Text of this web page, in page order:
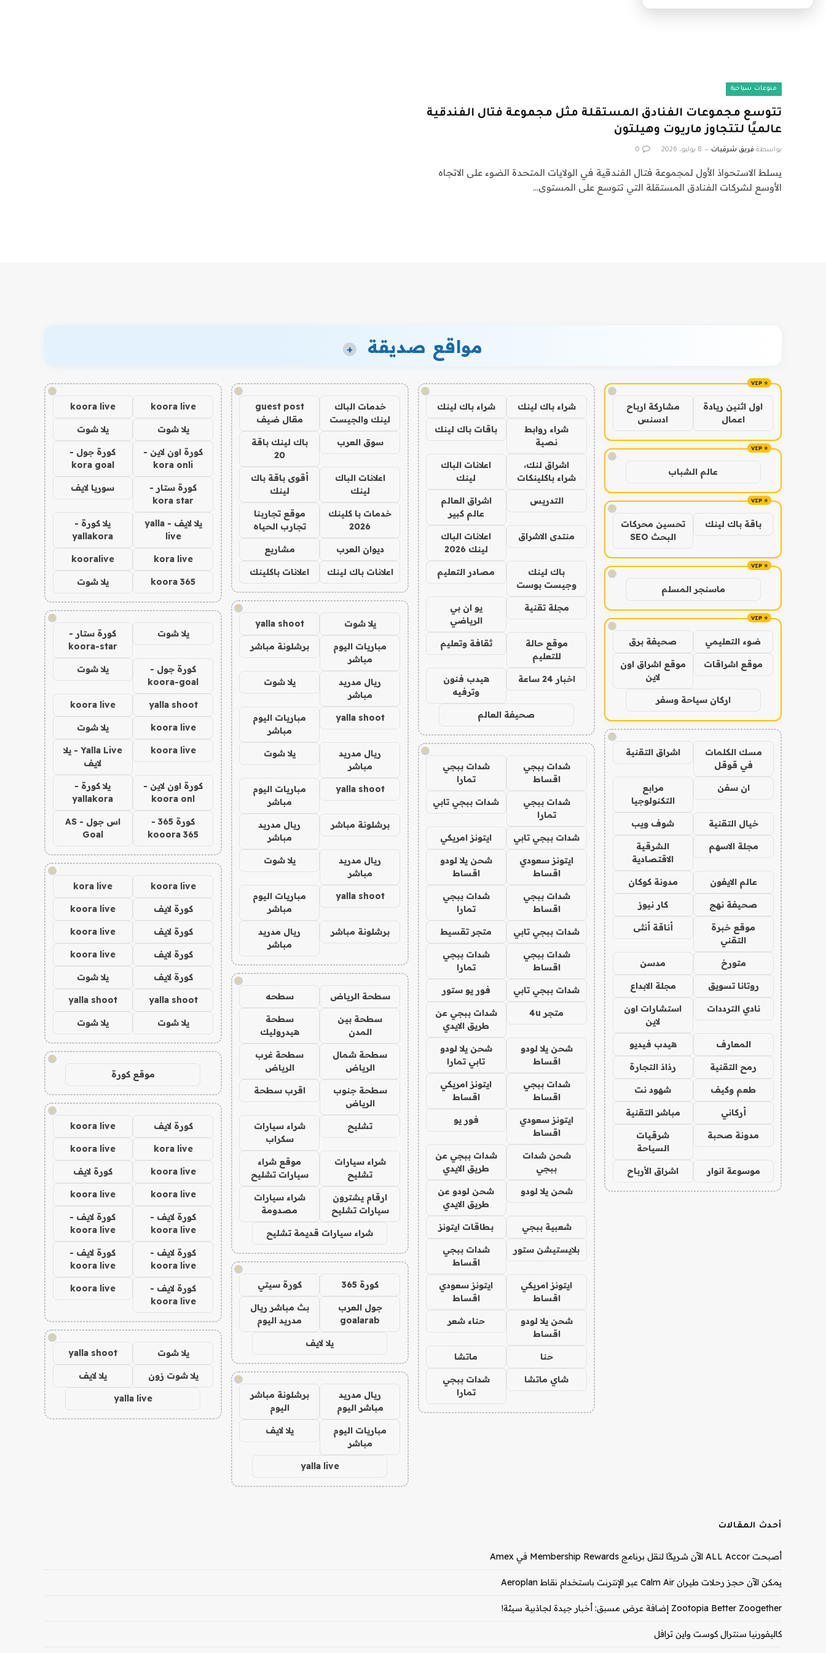
منوعات سياحية
تتوسع مجموعات الفنادق المستقلة مثل مجموعة فتال الفندقية
عالميًا لتتجاوز ماريوت وهيلتون
بواسطة فريق شرقيات 8 يوليو، 2026 0
يسلط الاستحواذ الأول لمجموعة فتال الفندقية في الولايات المتحدة الضوء على الاتجاه
الأوسع لشركات الفنادق المستقلة التي تتوسع على المستوى…
مواقع صديقة +
!
اول اثنين ريادة
اعمال
مشاركة ارباح
ادسنس
!
عالم الشباب
!
باقة باك لينك
تحسين محركات
البحث SEO
!
ماسنجر المسلم
!
ضوء التعليمي صحيفة برق
موقع اشراقات
موقع اشراق اون
لاين
اركان سياحة وسفر
!
مسك الكلمات
في قوقل
اشراق التقنية
ان سفن
مرابع
التكنولوجيا
خيال التقنية شوف ويب
مجلة الاسهم
الشرقية
الاقتصادية
عالم الايفون مدونة كوكان
صحيفة نهج كار نيوز
موقع خبرة
التقني
أناقة أنثى
متورخ مدسن
روتانا تسويق مجلة الابداع
نادي الترددات
استشارات اون
لاين
المعارف هيدب فيديو
رمح التقنية رذاذ التجارة
طعم وكيف شهود نت
أركاني مباشر التقنية
مدونة صحبة
شرقيات
السياحة
موسوعة انوار اشراق الأرباح
!
شراء باك لينك شراء باك لينك
شراء روابط
نصية
باقات باك لينك
اشراق لنك،
شراء باكلينكات
اعلانات الباك
لينك
التدريس
اشراق العالم
عالم كبير
منتدى الاشراق
اعلانات الباك
لينك 2026
باك لينك
وجيست بوست
مصادر التعليم
مجلة تقنية
يو ان بي
الرياضي
موقع حالة
للتعليم
ثقافة وتعليم
اخبار 24 ساعة
هيدب فنون
وترفيه
صحيفة العالم
!
شدات ببجي
اقساط
شدات ببجي
تمارا
شدات ببجي
تمارا
شدات ببجي تابي
شدات ببجي تابي ايتونز امريكي
ايتونز سعودي
اقساط
شحن يلا لودو
اقساط
شدات ببجي
اقساط
شدات ببجي
تمارا
شدات ببجي تابي متجر تقسيط
شدات ببجي
اقساط
شدات ببجي
تمارا
شدات ببجي تابي فور يو ستور
متجر 4u
شدات ببجي عن
طريق الايدي
شحن يلا لودو
اقساط
شحن يلا لودو
تابي تمارا
شدات ببجي
اقساط
ايتونز امريكي
اقساط
ايتونز سعودي
اقساط
فور يو
شحن شدات
ببجي
شدات ببجي عن
طريق الايدي
شحن يلا لودو
شحن لودو عن
طريق الايدي
شعبية ببجي بطاقات ايتونز
بلايستيشن ستور
شدات ببجي
اقساط
ايتونز امريكي
اقساط
ايتونز سعودي
اقساط
شحن يلا لودو
اقساط
حناء شعر
حنا ماتشا
شاي ماتشا
شدات ببجي
تمارا
!
خدمات الباك
لينك والجيست
guest post
مقال ضيف
سوق العرب
باك لينك باقة
20
اعلانات الباك
لينك
أقوى باقة باك
لينك
خدمات با كلينك
2026
موقع تجاربنا
تجارب الحياه
ديوان العرب مشاريع
اعلانات باك لينك اعلانات باكلينك
!
يلا شوت yalla shoot
مباريات اليوم
مباشر
برشلونة مباشر
ريال مدريد
مباشر
يلا شوت
yalla shoot
مباريات اليوم
مباشر
ريال مدريد
مباشر
يلا شوت
yalla shoot
مباريات اليوم
مباشر
برشلونة مباشر
ريال مدريد
مباشر
ريال مدريد
مباشر
يلا شوت
yalla shoot
مباريات اليوم
مباشر
برشلونة مباشر
ريال مدريد
مباشر
!
سطحة الرياض سطحه
سطحة بين
المدن
سطحة
هيدروليك
سطحة شمال
الرياض
سطحة غرب
الرياض
سطحة جنوب
الرياض
اقرب سطحة
تشليح
شراء سيارات
سكراب
شراء سيارات
تشليح
موقع شراء
سيارات تشليح
ارقام يشترون
سيارات تشليح
شراء سيارات
مصدومة
شراء سيارات قديمة تشليح
!
كورة 365 كورة سيتي
جول العرب
goalarab
بث مباشر ريال
مدريد اليوم
يلا لايف
!
ريال مدريد
مباشر اليوم
برشلونة مباشر
اليوم
مباريات اليوم
مباشر
يلا لايف
yalla live
!
koora live
koora live
يلا شوت يلا شوت
كورة اون لاين -
kora onli
كورة جول -
kora goal
كورة ستار -
kora star
سوريا لايف
يلا لايف - yalla
live
يلا كورة -
yallakora
kora live
kooralive
koora 365 يلا شوت
!
يلا شوت
كورة ستار -
koora-star
كورة جول -
koora-goal
يلا شوت
yalla shoot
koora live
koora live يلا شوت
koora live
Yalla Live - يلا
لايف
كورة اون لاين -
koora onl
يلا كورة -
yallakora
كورة 365 -
kooora 365
اس جول - AS
Goal
!
koora live
kora live
كورة لايف koora live
كورة لايف koora live
كورة لايف koora live
كورة لايف يلا شوت
yalla shoot
yalla shoot
يلا شوت يلا شوت
!
موقع كورة
!
كورة لايف koora live
kora live
koora live
koora live كورة لايف
koora live
koora live
كورة لايف -
koora live
كورة لايف -
koora live
كورة لايف -
koora live
كورة لايف -
koora live
كورة لايف -
koora live
koora live
!
يلا شوت yalla shoot
يلا شوت زون يلا لايف
yalla live
أحدث المقالات
أصبحت ALL Accor الآن شريكًا لنقل برنامج Membership Rewards في Amex
يمكن الآن حجز رحلات طيران Calm Air عبر الإنترنت باستخدام نقاط Aeroplan
Zootopia Better Zoogether إضافة عرض مسبق: أخبار جيدة لجاذبية سيئة!
كاليفورنيا سنترال كوست واين ترافل